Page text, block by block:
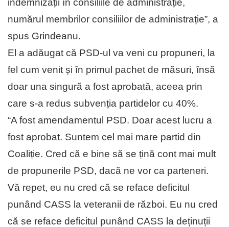
numărul membrilor consiliilor de administrație”, a
spus Grindeanu.
El a adăugat că PSD-ul va veni cu propuneri, la
fel cum venit și în primul pachet de măsuri, însă
doar una singură a fost aprobată, aceea prin
care s-a redus subvenția partidelor cu 40%.
“A fost amendamentul PSD. Doar acest lucru a
fost aprobat. Suntem cel mai mare partid din
Coaliție. Cred că e bine să se țină cont mai mult
de propunerile PSD, dacă ne vor ca parteneri.
Vă repet, eu nu cred că se reface deficitul
punând CASS la veteranii de război. Eu nu cred
că se reface deficitul punând CASS la deținuții